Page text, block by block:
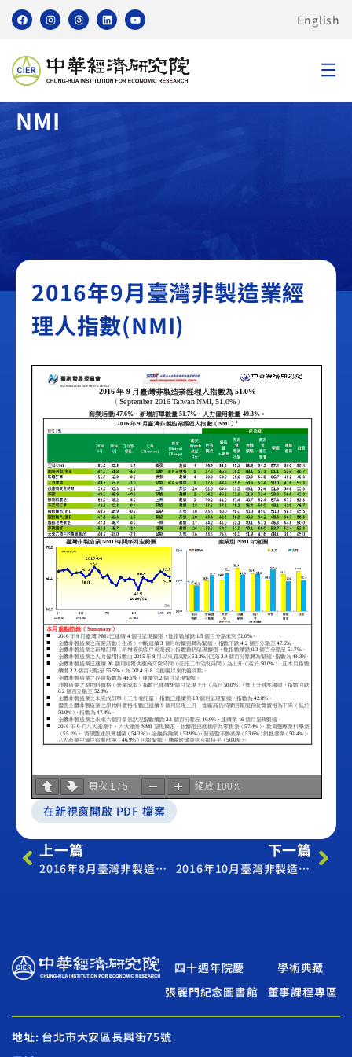
English
臺灣非製造業採購經理人指數
NMI
2016年9月臺灣非製造業經
理人指數(NMI)
頁次 1 / 5 縮放 100%
在新視窗開啟 PDF 檔案
上一篇
2016年8月臺灣非製造業經理人指數(NMI)
下一篇
2016年10月臺灣非製造業經理人指數(NMI)
四十週年院慶
學術典藏
張麗門紀念圖書館
董事課程專區
地址: 台北市大安區長興街75號